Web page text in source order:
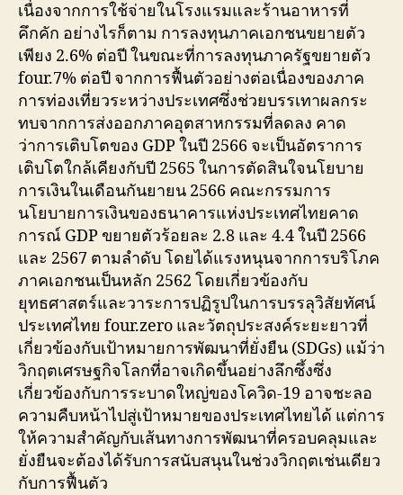
เนื่องจากการใช้จ่ายในโรงแรมและร้านอาหารที่
คึกคัก อย่างไรก็ตาม การลงทุนภาคเอกชนขยายตัว
เพียง 2.6% ต่อปี ในขณะที่การลงทุนภาครัฐขยายตัว
four.7% ต่อปี จากการฟื้นตัวอย่างต่อเนื่องของภาค
การท่องเที่ยวระหว่างประเทศซึ่งช่วยบรรเทาผลกระ
ทบจากการส่งออกภาคอุตสาหกรรมที่ลดลง คาด
ว่าการเติบโตของ GDP ในปี 2566 จะเป็นอัตราการ
เติบโตใกล้เคียงกับปี 2565 ในการตัดสินใจนโยบาย
การเงินในเดือนกันยายน 2566 คณะกรรมการ
นโยบายการเงินของธนาคารแห่งประเทศไทยคาด
การณ์ GDP ขยายตัวร้อยละ 2.8 และ 4.4 ในปี 2566
และ 2567 ตามลำดับ โดยได้แรงหนุนจากการบริโภค
ภาคเอกชนเป็นหลัก 2562 โดยเกี่ยวข้องกับ
ยุทธศาสตร์และวาระการปฏิรูปในการบรรลุวิสัยทัศน์
ประเทศไทย four.zero และวัตถุประสงค์ระยะยาวที่
เกี่ยวข้องกับเป้าหมายการพัฒนาที่ยั่งยืน (SDGs) แม้ว่า
วิกฤตเศรษฐกิจโลกที่อาจเกิดขึ้นอย่างลึกซึ้งซึ่ง
เกี่ยวข้องกับการระบาดใหญ่ของโควิด-19 อาจชะลอ
ความคืบหน้าไปสู่เป้าหมายของประเทศไทยได้ แต่การ
ให้ความสำคัญกับเส้นทางการพัฒนาที่ครอบคลุมและ
ยั่งยืนจะต้องได้รับการสนับสนุนในช่วงวิกฤตเช่นเดียว
กับการฟื้นตัว